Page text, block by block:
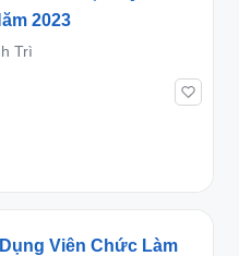
2023
Trì
Viên Chức Làm